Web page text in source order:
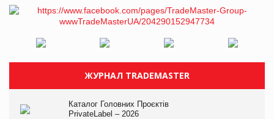
ЖУРНАЛ TRADEMASTER
Каталог Головних Проєктів
PrivateLabel – 2026